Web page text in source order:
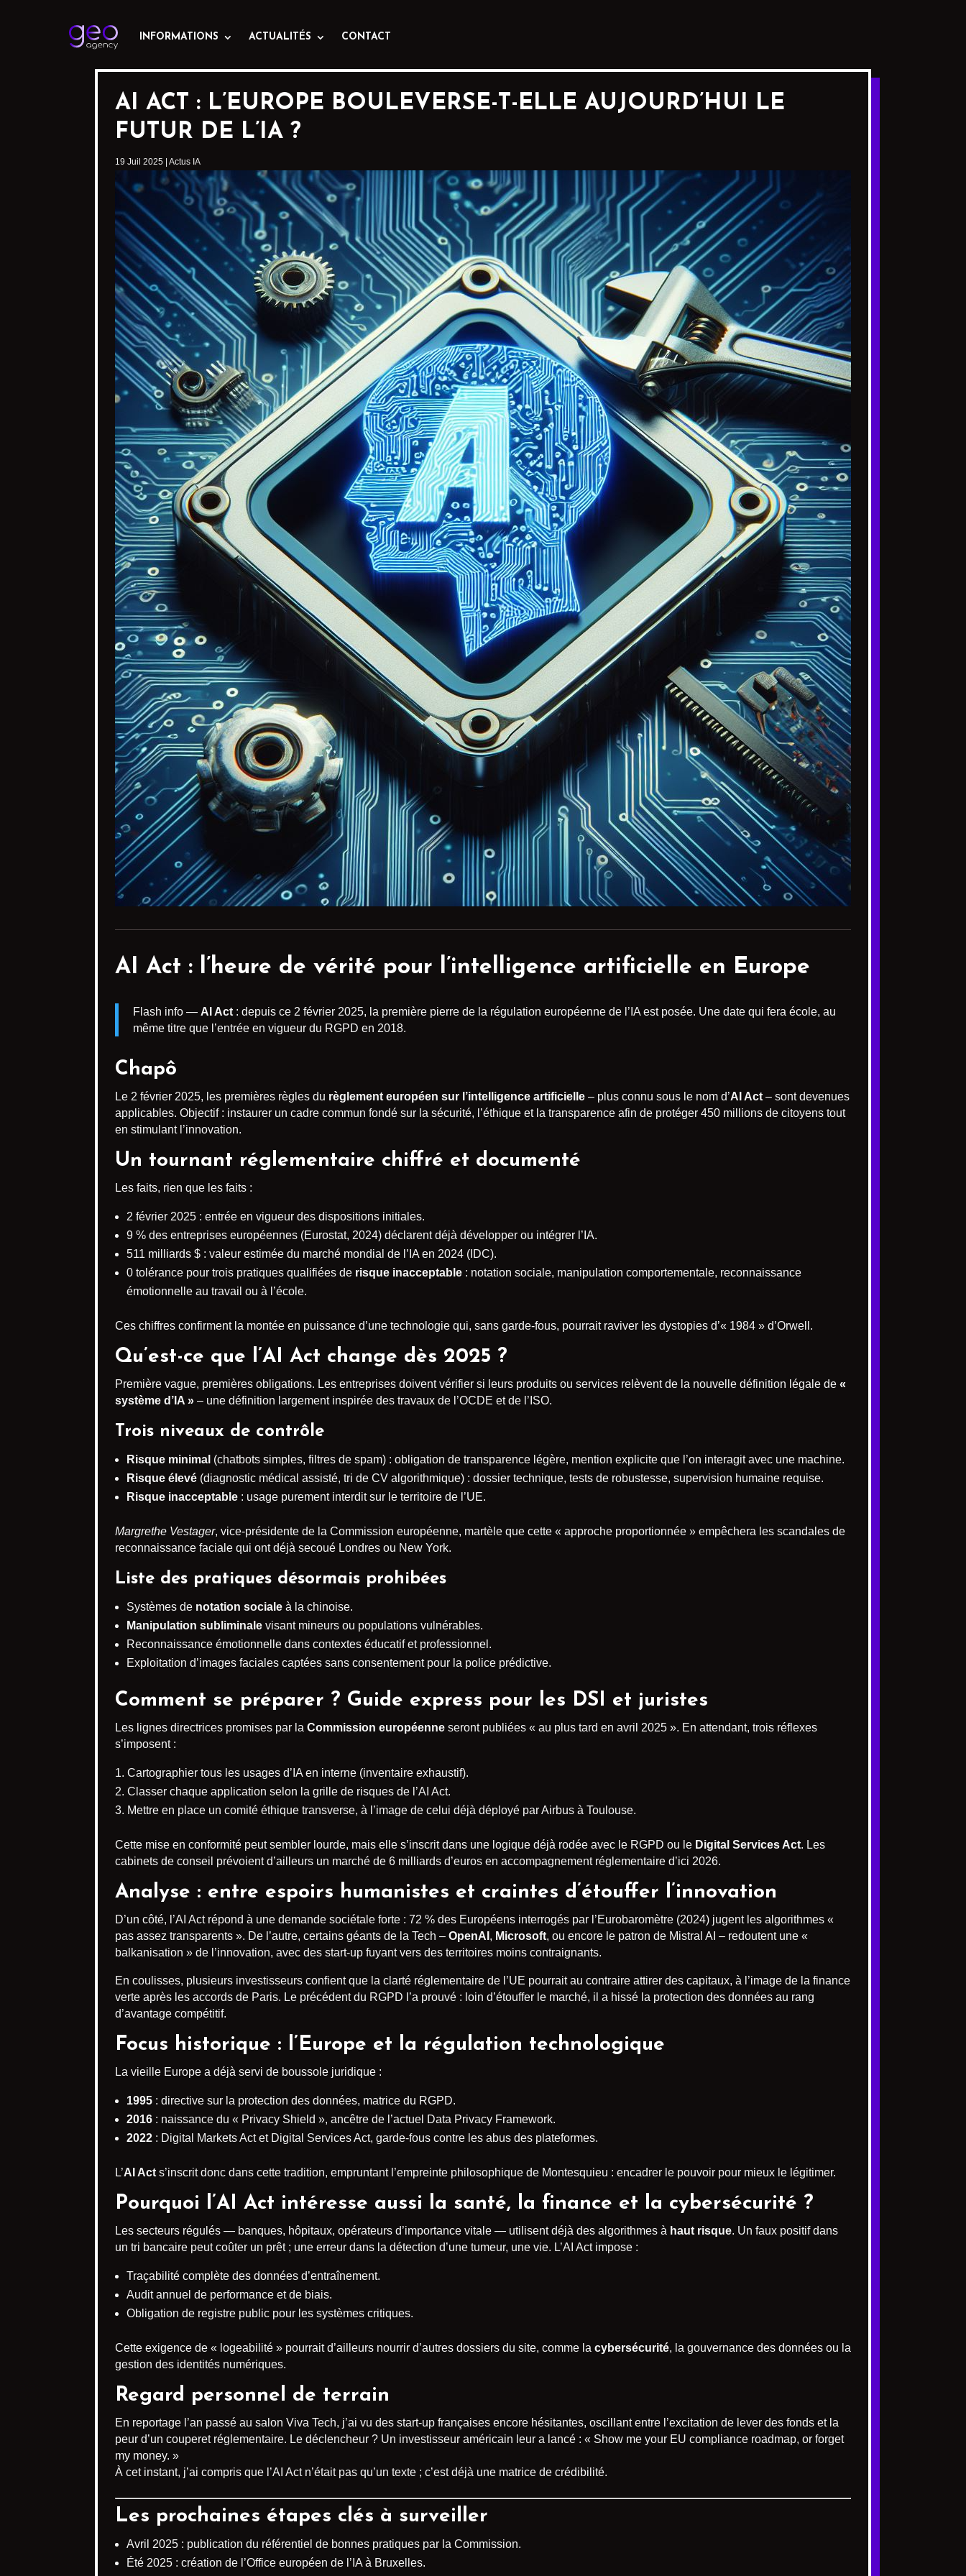
INFORMATIONS ACTUALITÉS CONTACT
AI ACT : L’EUROPE BOULEVERSE-T-ELLE AUJOURD’HUI LE
FUTUR DE L’IA ?
19 Juil 2025 Actus IA
AI Act : l’heure de vérité pour l’intelligence artificielle en Europe
Flash info — AI Act : depuis ce 2 février 2025, la première pierre de la régulation européenne de l’IA est posée. Une date qui fera école, au
même titre que l’entrée en vigueur du RGPD en 2018.
Chapô
Le 2 février 2025, les premières règles du règlement européen sur l’intelligence artificielle – plus connu sous le nom d’AI Act – sont devenues
applicables. Objectif : instaurer un cadre commun fondé sur la sécurité, l’éthique et la transparence afin de protéger 450 millions de citoyens tout
en stimulant l’innovation.
Un tournant réglementaire chiffré et documenté
Les faits, rien que les faits :
2 février 2025 : entrée en vigueur des dispositions initiales.
9 % des entreprises européennes (Eurostat, 2024) déclarent déjà développer ou intégrer l’IA.
511 milliards $ : valeur estimée du marché mondial de l’IA en 2024 (IDC).
0 tolérance pour trois pratiques qualifiées de risque inacceptable : notation sociale, manipulation comportementale, reconnaissance
émotionnelle au travail ou à l’école.
Ces chiffres confirment la montée en puissance d’une technologie qui, sans garde-fous, pourrait raviver les dystopies d’« 1984 » d’Orwell.
Qu’est-ce que l’AI Act change dès 2025 ?
Première vague, premières obligations. Les entreprises doivent vérifier si leurs produits ou services relèvent de la nouvelle définition légale de «
système d’IA » – une définition largement inspirée des travaux de l’OCDE et de l’ISO.
Trois niveaux de contrôle
Risque minimal (chatbots simples, filtres de spam) : obligation de transparence légère, mention explicite que l’on interagit avec une machine.
Risque élevé (diagnostic médical assisté, tri de CV algorithmique) : dossier technique, tests de robustesse, supervision humaine requise.
Risque inacceptable : usage purement interdit sur le territoire de l’UE.
Margrethe Vestager, vice-présidente de la Commission européenne, martèle que cette « approche proportionnée » empêchera les scandales de
reconnaissance faciale qui ont déjà secoué Londres ou New York.
Liste des pratiques désormais prohibées
Systèmes de notation sociale à la chinoise.
Manipulation subliminale visant mineurs ou populations vulnérables.
Reconnaissance émotionnelle dans contextes éducatif et professionnel.
Exploitation d’images faciales captées sans consentement pour la police prédictive.
Comment se préparer ? Guide express pour les DSI et juristes
Les lignes directrices promises par la Commission européenne seront publiées « au plus tard en avril 2025 ». En attendant, trois réflexes
s’imposent :
Cartographier tous les usages d’IA en interne (inventaire exhaustif).
Classer chaque application selon la grille de risques de l’AI Act.
Mettre en place un comité éthique transverse, à l’image de celui déjà déployé par Airbus à Toulouse.
Cette mise en conformité peut sembler lourde, mais elle s’inscrit dans une logique déjà rodée avec le RGPD ou le Digital Services Act. Les
cabinets de conseil prévoient d’ailleurs un marché de 6 milliards d’euros en accompagnement réglementaire d’ici 2026.
Analyse : entre espoirs humanistes et craintes d’étouffer l’innovation
D’un côté, l’AI Act répond à une demande sociétale forte : 72 % des Européens interrogés par l’Eurobaromètre (2024) jugent les algorithmes «
pas assez transparents ». De l’autre, certains géants de la Tech – OpenAI , Microsoft, ou encore le patron de Mistral AI – redoutent une «
balkanisation » de l’innovation, avec des start-up fuyant vers des territoires moins contraignants.
En coulisses, plusieurs investisseurs confient que la clarté réglementaire de l’UE pourrait au contraire attirer des capitaux, à l’image de la finance
verte après les accords de Paris. Le précédent du RGPD l’a prouvé : loin d’étouffer le marché, il a hissé la protection des données au rang
d’avantage compétitif.
Focus historique : l’Europe et la régulation technologique
La vieille Europe a déjà servi de boussole juridique :
1995 : directive sur la protection des données, matrice du RGPD.
2016 : naissance du « Privacy Shield », ancêtre de l’actuel Data Privacy Framework.
2022 : Digital Markets Act et Digital Services Act, garde-fous contre les abus des plateformes.
L’AI Act s’inscrit donc dans cette tradition, empruntant l’empreinte philosophique de Montesquieu : encadrer le pouvoir pour mieux le légitimer.
Pourquoi l’AI Act intéresse aussi la santé, la finance et la cybersécurité ?
Les secteurs régulés — banques, hôpitaux, opérateurs d’importance vitale — utilisent déjà des algorithmes à haut risque. Un faux positif dans
un tri bancaire peut coûter un prêt ; une erreur dans la détection d’une tumeur, une vie. L’AI Act impose :
Traçabilité complète des données d’entraînement.
Audit annuel de performance et de biais.
Obligation de registre public pour les systèmes critiques.
Cette exigence de « logeabilité » pourrait d’ailleurs nourrir d’autres dossiers du site, comme la cybersécurité, la gouvernance des données ou la
gestion des identités numériques.
Regard personnel de terrain
En reportage l’an passé au salon Viva Tech, j’ai vu des start-up françaises encore hésitantes, oscillant entre l’excitation de lever des fonds et la
peur d’un couperet réglementaire. Le déclencheur ? Un investisseur américain leur a lancé : « Show me your EU compliance roadmap, or forget
my money. »
À cet instant, j’ai compris que l’AI Act n’était pas qu’un texte ; c’est déjà une matrice de crédibilité.
Les prochaines étapes clés à surveiller
Avril 2025 : publication du référentiel de bonnes pratiques par la Commission.
Été 2025 : création de l’Office européen de l’IA à Bruxelles.